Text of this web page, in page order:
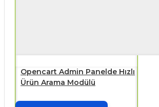
Opencart Admin Panelde Hızlı
Ürün Arama Modülü